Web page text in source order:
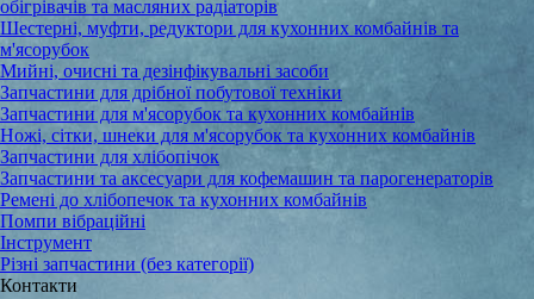
обігрівачів та масляних радіаторів
Шестерні, муфти, редуктори для кухонних комбайнів та
м'ясорубок
Мийні, очисні та дезінфікувальні засоби
Запчастини для дрібної побутової техніки
Запчастини для м'ясорубок та кухонних комбайнів
Ножі, сітки, шнеки для м'ясорубок та кухонних комбайнів
Запчастини для хлібопічок
Запчастини та аксесуари для кофемашин та парогенераторів
Ремені до хлібопечок та кухонних комбайнів
Помпи вібраційні
Інструмент
Різні запчастини (без категорії)
Контакти